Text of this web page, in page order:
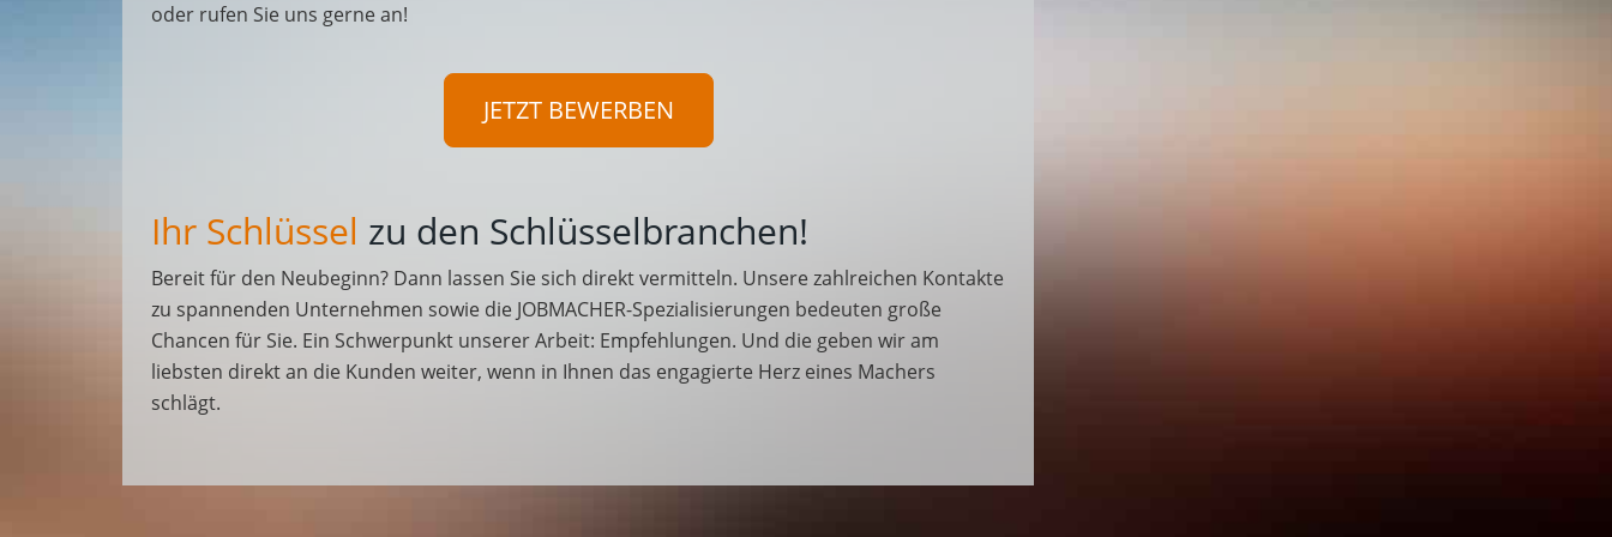
oder rufen Sie uns gerne an!
JETZT BEWERBEN
Ihr Schlüssel zu den Schlüsselbranchen!
Bereit für den Neubeginn? Dann lassen Sie sich direkt vermitteln. Unsere zahlreichen Kontakte
zu spannenden Unternehmen sowie die JOBMACHER-Spezialisierungen bedeuten große
Chancen für Sie. Ein Schwerpunkt unserer Arbeit: Empfehlungen. Und die geben wir am
liebsten direkt an die Kunden weiter, wenn in Ihnen das engagierte Herz eines Machers
schlägt.